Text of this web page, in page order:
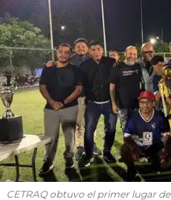
CETRAQ obtuvo el primer lugar